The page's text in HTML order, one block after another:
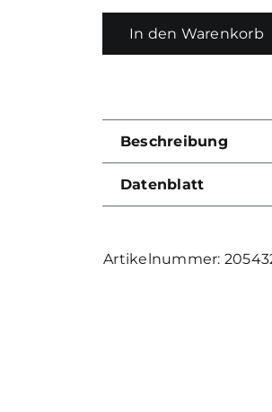
In den Warenkorb
Beschreibung
Datenblatt